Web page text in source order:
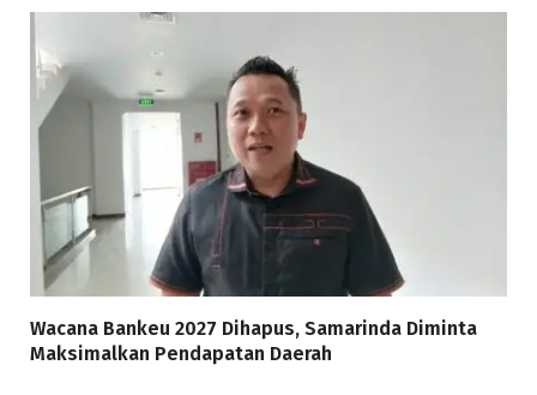
Wacana Bankeu 2027 Dihapus, Samarinda Diminta
Maksimalkan Pendapatan Daerah